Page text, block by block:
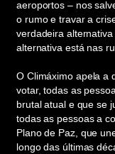
aeroportos – nos
o rumo e travar a
verdadeira
alternativa está nas
O Climáximo apela a
votar, todas as
brutal atual e que se
todas as pessoas a
Plano de Paz, que
longo das últimas